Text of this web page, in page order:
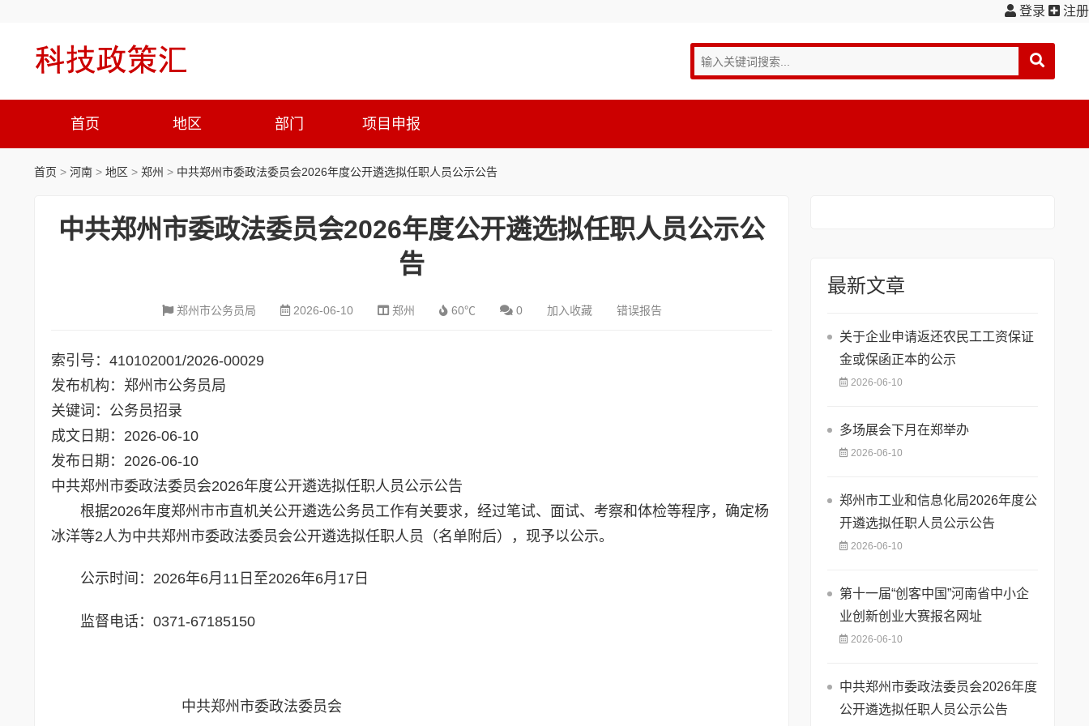
登录 注册
首页 地区 部门 项目申报
首页 > 河南 > 地区 > 郑州 > 中共郑州市委政法委员会2026年度公开遴选拟任职人员公示公告
中共郑州市委政法委员会2026年度公开遴选拟任职人员公示公
告
郑州市公务员局 2026-06-10 郑州 60℃ 0 加入收藏 错误报告
索引号：410102001/2026-00029
发布机构：郑州市公务员局
关键词：公务员招录
成文日期：2026-06-10
发布日期：2026-06-10
中共郑州市委政法委员会2026年度公开遴选拟任职人员公示公告
根据2026年度郑州市市直机关公开遴选公务员工作有关要求，经过笔试、面试、考察和体检等程序，确定杨
冰洋等2人为中共郑州市委政法委员会公开遴选拟任职人员（名单附后），现予以公示。
公示时间：2026年6月11日至2026年6月17日
监督电话：0371-67185150
中共郑州市委政法委员会
最新文章
关于企业申请返还农民工工资保证
金或保函正本的公示
2026-06-10
多场展会下月在郑举办
2026-06-10
郑州市工业和信息化局2026年度公
开遴选拟任职人员公示公告
2026-06-10
第十一届“创客中国”河南省中小企
业创新创业大赛报名网址
2026-06-10
中共郑州市委政法委员会2026年度
公开遴选拟任职人员公示公告